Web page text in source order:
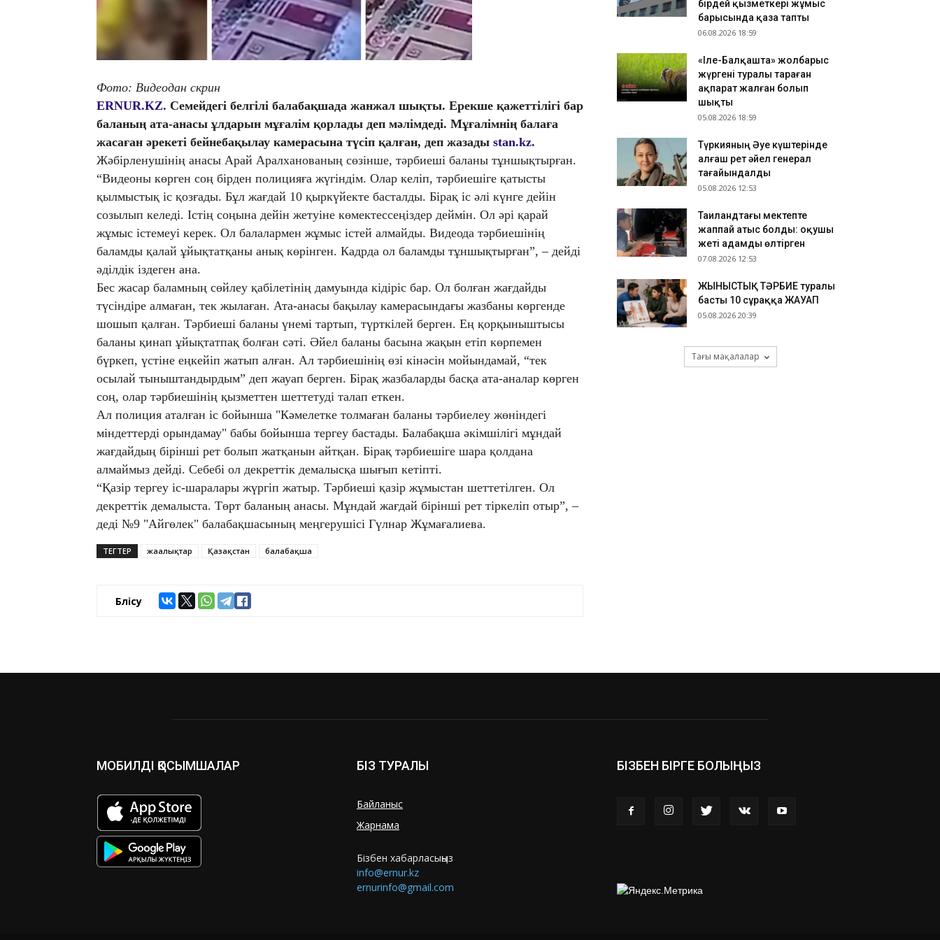
Фото: Видеодан скрин
ERNUR.KZ. Семейдегі белгілі балабақшада жанжал шықты. Ерекше қажеттілігі бар
баланың ата-анасы ұлдарын мұғалім қорлады деп мәлімдеді. Мұғалімнің балаға
жасаған әрекеті бейнебақылау камерасына түсіп қалған, деп жазады stan.kz.
Жәбірленушінің анасы Арай Аралханованың сөзінше, тәрбиеші баланы тұншықтырған.
“Видеоны көрген соң бірден полицияға жүгіндім. Олар келіп, тәрбиешіге қатысты
қылмыстық іс қозғады. Бұл жағдай 10 қыркүйекте басталды. Бірақ іс әлі күнге дейін
созылып келеді. Істің соңына дейін жетуіне көмектессеңіздер деймін. Ол әрі қарай
жұмыс істемеуі керек. Ол балалармен жұмыс істей алмайды. Видеода тәрбиешінің
баламды қалай ұйықтатқаны анық көрінген. Кадрда ол баламды тұншықтырған”, – дейді
әділдік іздеген ана.
Бес жасар баламның сөйлеу қабілетінің дамуында кідіріс бар. Ол болған жағдайды
түсіндіре алмаған, тек жылаған. Ата-анасы бақылау камерасындағы жазбаны көргенде
шошып қалған. Тәрбиеші баланы үнемі тартып, түрткілей берген. Ең қорқыныштысы
баланы қинап ұйықтатпақ болған сәті. Әйел баланы басына жақын етіп көрпемен
бүркеп, үстіне еңкейіп жатып алған. Ал тәрбиешінің өзі кінәсін мойындамай, “тек
осылай тыныштандырдым” деп жауап берген. Бірақ жазбаларды басқа ата-аналар көрген
соң, олар тәрбиешінің қызметтен шеттетуді талап еткен.
Ал полиция аталған іс бойынша "Кәмелетке толмаған баланы тәрбиелеу жөніндегі
міндеттерді орындамау" бабы бойынша тергеу бастады. Балабақша әкімшілігі мұндай
жағдайдың бірінші рет болып жатқанын айтқан. Бірақ тәрбиешіге шара қолдана
алмаймыз дейді. Себебі ол декреттік демалысқа шығып кетіпті.
“Қазір тергеу іс-шаралары жүргіп жатыр. Тәрбиеші қазір жұмыстан шеттетілген. Ол
декреттік демалыста. Төрт баланың анасы. Мұндай жағдай бірінші рет тіркеліп отыр”, –
деді №9 "Айгөлек" балабақшасының меңгерушісі Гүлнар Жұмағалиева.
ТЕГТЕР жаңалықтар Қазақстан балабақша
Бөлісу
Қытайдан 2,7 млрд теңгенің тауарын заңсыз
әкелгендер әшкереленді
Қазақстандық ескек есушілер Азия чемпионатында
4 медаль жеңіп алды
07.08.2026 17:54
Астанадан Омбыға әуе рейстері уақытша
бірдей қызметкері жұмыс
барысында қаза тапты
06.08.2026 18:59
«Іле-Балқашта» жолбарыс
жүргені туралы тараған
ақпарат жалған болып
шықты
05.08.2026 18:59
Түркияның Әуе күштерінде
алғаш рет әйел генерал
тағайындалды
05.08.2026 12:53
Таиландтағы мектепте
жаппай атыс болды: оқушы
жеті адамды өлтірген
07.08.2026 12:53
ЖЫНЫСТЫҚ ТӘРБИЕ туралы
басты 10 сұраққа ЖАУАП
05.08.2026 20:39
Тағы мақалалар
МОБИЛДІ ҚОСЫМШАЛАР БІЗ ТУРАЛЫ
Байланыс
Жарнама
Бізбен хабарласыңыз
info@ernur.kz
ernurinfo@gmail.com
БІЗБЕН БІРГЕ БОЛЫҢЫЗ